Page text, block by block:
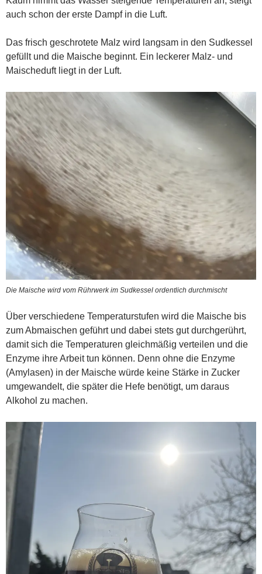
auch schon der erste Dampf in die Luft.
Das frisch geschrotete Malz wird langsam in den Sudkessel
gefüllt und die Maische beginnt. Ein leckerer Malz- und
Maischeduft liegt in der Luft.
Die Maische wird vom Rührwerk im Sudkessel ordentlich durchmischt
Über verschiedene Temperaturstufen wird die Maische bis
zum Abmaischen geführt und dabei stets gut durchgerührt,
damit sich die Temperaturen gleichmäßig verteilen und die
Enzyme ihre Arbeit tun können. Denn ohne die Enzyme
(Amylasen) in der Maische würde keine Stärke in Zucker
umgewandelt, die später die Hefe benötigt, um daraus
Alkohol zu machen.